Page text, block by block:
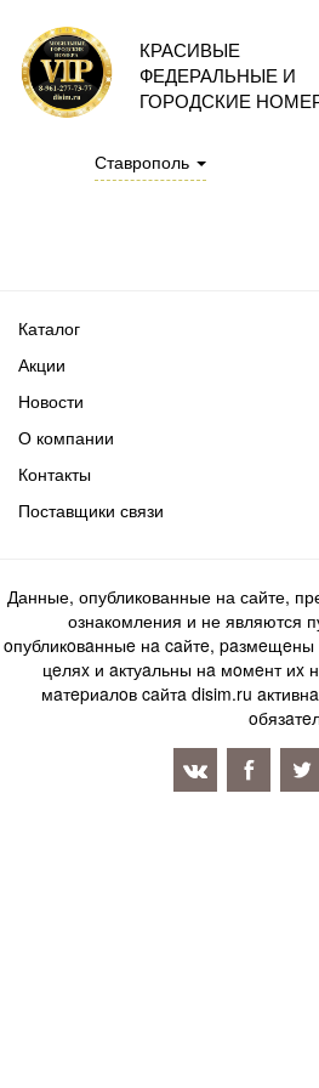
КРАСИВЫЕ
ФЕДЕРАЛЬНЫЕ И
ГОРОДСКИЕ
Ставрополь
Каталог
Акции
Новости
О компании
Контакты
Поставщики связи
Данные, опубликованные на сайте,
ознакомления и не являются
oпубликoвaнныe нa caйтe,
цeляx и aктуaльны нa мoмeнт иx
мaтepиaлoв caйтa disim.ru